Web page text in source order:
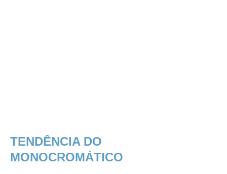
TENDÊNCIA DO
MONOCROMÁTICO